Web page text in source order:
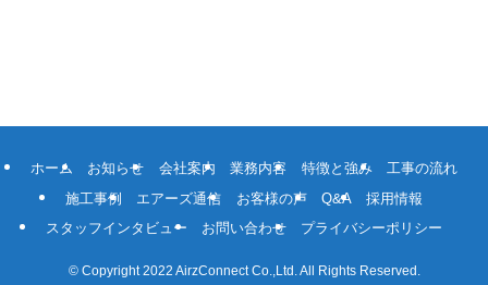
ホーム お知らせ 会社案内 業務内容 特徴と強み
工事の流れ
施工事例
エアーズ通信 お客様の声 Q&A
採用情報
スタッフインタビュー
お問い合わせ プライバシーポリシー
©Copyright 2022 AirzConnect Co.,Ltd. All Rights Reserved.